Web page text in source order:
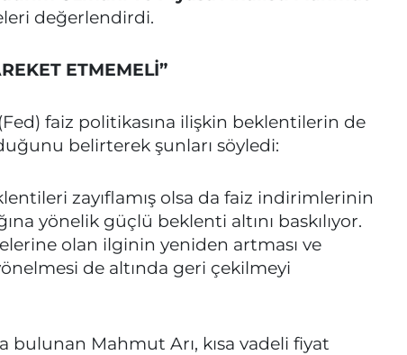
değerlendirdi.
ETMEMELİ”
(Fed) faiz politikasına ilişkin beklentilerin de
belirterek şunları söyledi:
zayıflamış olsa da faiz indirimlerinin
yönelik güçlü beklenti altını baskılıyor.
olan ilginin yeniden artması ve
de altında geri çekilmeyi
bulunan Mahmut Arı, kısa vadeli fiyat